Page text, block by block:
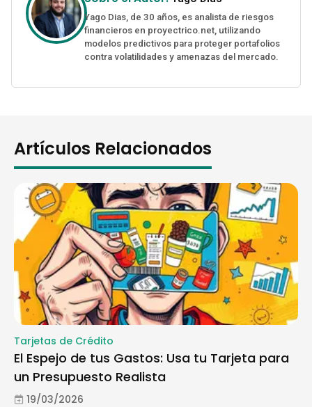
Yago Dias, de 30 años, es analista de riesgos
financieros en proyectrico.net, utilizando
modelos predictivos para proteger portafolios
contra volatilidades y amenazas del mercado.
Artículos Relacionados
Tarjetas de Crédito
El Espejo de tus Gastos: Usa tu Tarjeta para
un Presupuesto Realista
19/03/2026